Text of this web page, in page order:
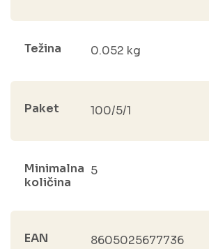
Težina 0.052 kg
Paket 100/5/1
Minimalna
količina
5
EAN 8605025677736